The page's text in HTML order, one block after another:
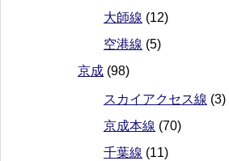
大師線 (12)
空港線 (5)
京成 (98)
スカイアクセス線 (3)
京成本線 (70)
千葉線 (11)